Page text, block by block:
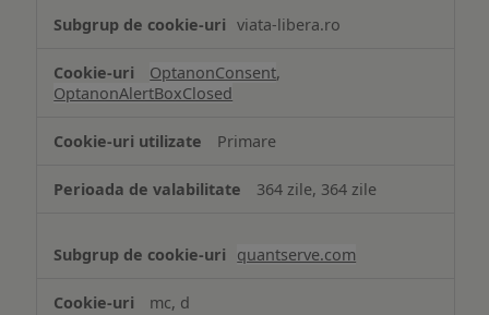
viata-libera.ro
OptanonConsent,
OptanonAlertBoxClosed
Primare
364 zile, 364 zile
quantserve.com
mc, d